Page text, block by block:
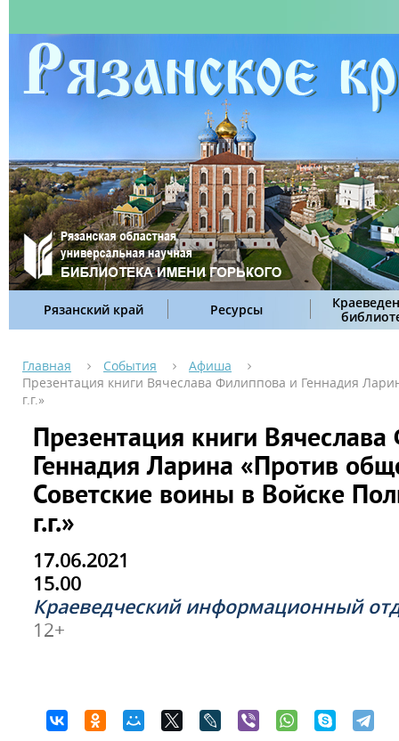
Рязанский край Ресурсы
Главная События
Афиша
Презентация книги Вячеслава Филиппова и Геннадия
г.г.»
Презентация книги
Геннадия Ларина «Против
Советские воины в Войске
г.г.»
17.06.2021
15.00
Краеведческий информационный
12+